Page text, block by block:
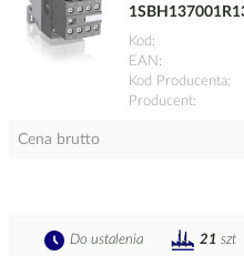
Kod
EAN
Kod Producenta
Producent
Cena brutto
Do ustalenia 21 szt